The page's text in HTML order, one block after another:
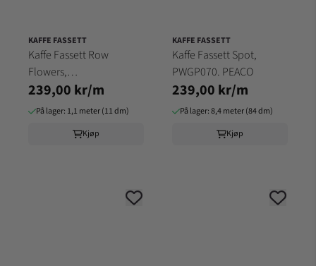
KAFFE FASSETT
Kaffe Fassett Row
Flowers,
PWGP169.DARKX
239,00 kr/m
På lager: 1,1 meter (11 dm)
Kjøp
KAFFE FASSETT
Kaffe Fassett Spot,
PWGP070. PEACO
239,00 kr/m
På lager: 8,4 meter (84 dm)
Kjøp